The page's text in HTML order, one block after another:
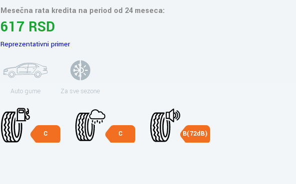
Mesečna rata kredita na period od 24 meseca:
617 RSD
Reprezentativni primer
Auto gume Za sve sezone
C C B(72dB)